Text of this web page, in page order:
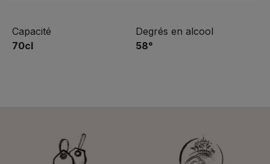
Capacité
70cl
Degrés en alcool
58°